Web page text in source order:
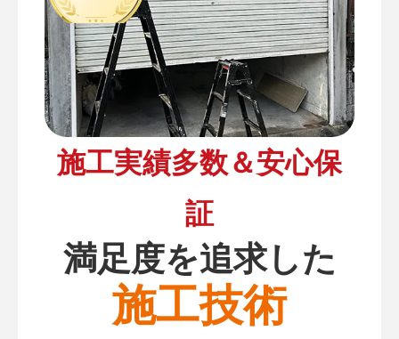
施工実績多数＆安心保
証
満足度を追求した
施工技術